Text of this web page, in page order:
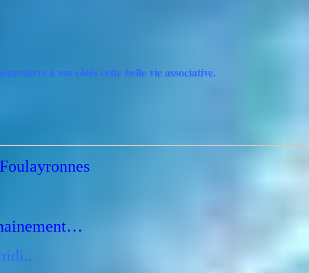
à vos côtés cette belle vie associative.